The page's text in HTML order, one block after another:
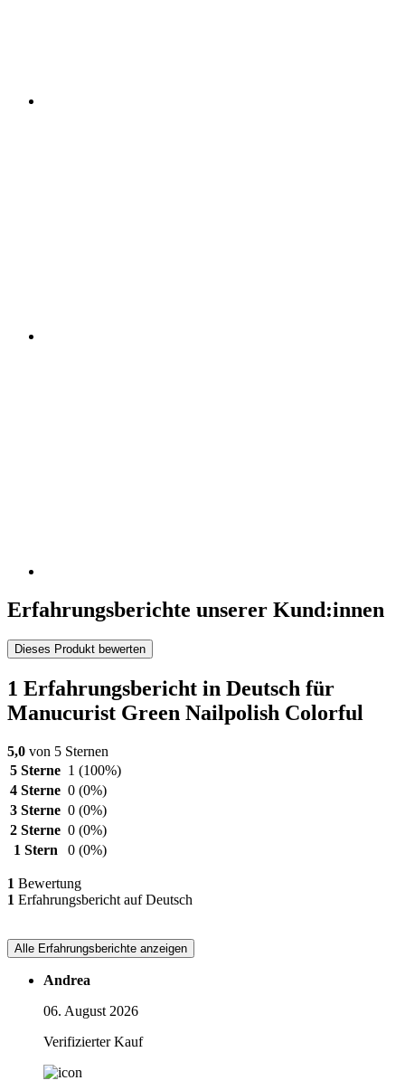
Erfahrungsberichte unserer Kund:innen
Dieses Produkt bewerten
1 Erfahrungsbericht in Deutsch für
Manucurist Green Nailpolish Colorful
5,0 von 5 Sternen
5 Sterne 1 (100%)
4 Sterne 0 (0%)
3 Sterne 0 (0%)
2 Sterne 0 (0%)
1 Stern
0 (0%)
1 Bewertung
1 Erfahrungsbericht auf Deutsch
Alle Erfahrungsberichte anzeigen
Andrea
06. August 2026
Verifizierter Kauf